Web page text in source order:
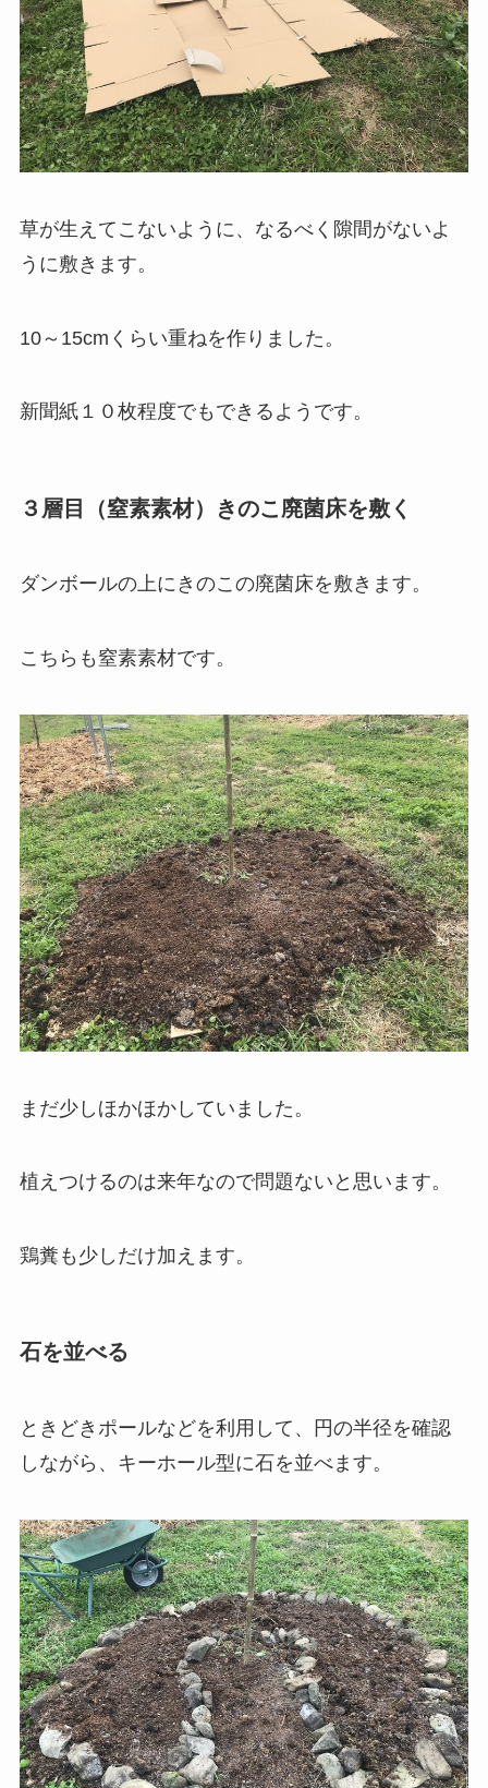
草が生えてこないように、なるべく隙間がないよ
うに敷きます。
10～15cmくらい重ねを作りました。
新聞紙１０枚程度でもできるようです。
３層目（窒素素材）きのこ廃菌床を敷く
ダンボールの上にきのこの廃菌床を敷きます。
こちらも窒素素材です。
まだ少しほかほかしていました。
植えつけるのは来年なので問題ないと思います。
鶏糞も少しだけ加えます。
石を並べる
ときどきポールなどを利用して、円の半径を確認
しながら、キーホール型に石を並べます。